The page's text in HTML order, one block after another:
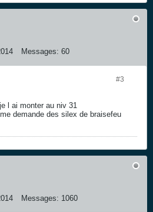
Messages: 60
#3
l ai monter au niv 31
demande des silex de braisefeu
Messages: 1060